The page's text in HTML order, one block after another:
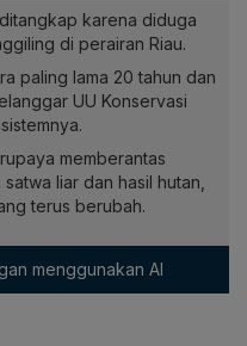
karena diduga
di perairan Riau.
paling lama 20 tahun dan
UU Konservasi
memberantas
liar dan hasil hutan,
terus berubah.
menggunakan AI